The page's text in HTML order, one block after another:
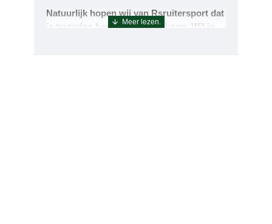
Natuurlijk hopen wij van Rsruitersport dat
je tevreden bent met uw aankoop. Wil je